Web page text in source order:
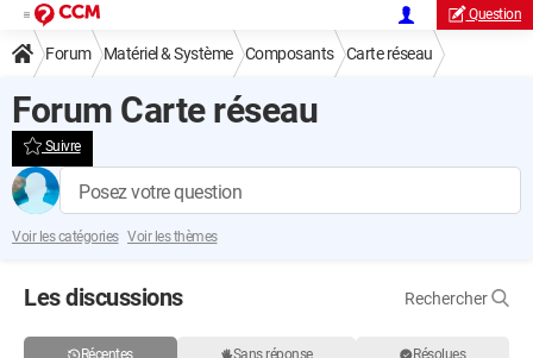
Question
Forum Matériel & Système Composants Carte réseau
Forum Carte réseau
Suivre
Posez votre question
Voir les catégories Voir les thèmes
Les discussions Rechercher
Récentes Sans réponse Résolues